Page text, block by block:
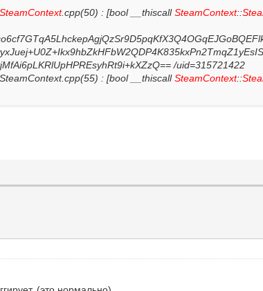
SteamContext.cpp(50) : [bool __thiscallSteamContext::
/uid=315721422
: [bool __thiscallSteamContext::